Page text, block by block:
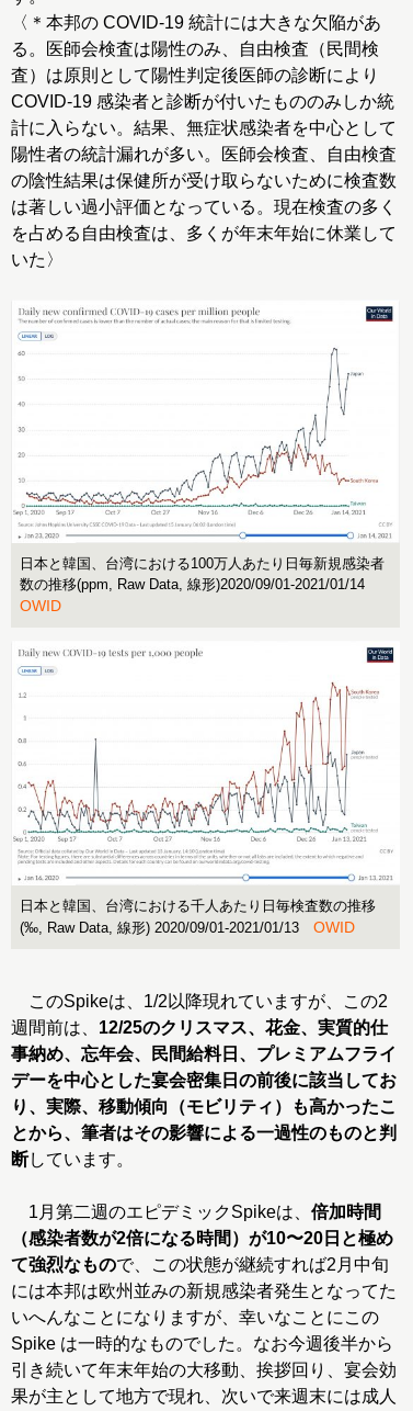
〈＊本邦の COVID-19 統計には大きな欠陥があ
る。医師会検査は陽性のみ、自由検査（民間検
査）は原則として陽性判定後医師の診断により
COVID-19 感染者と診断が付いたもののみしか統
計に入らない。結果、無症状感染者を中心として
陽性者の統計漏れが多い。医師会検査、自由検査
の陰性結果は保健所が受け取らないために検査数
は著しい過小評価となっている。現在検査の多く
を占める自由検査は、多くが年末年始に休業して
いた〉
日本と韓国、台湾における100万人あたり日毎新規感染者
数の推移(ppm, Raw Data, 線形)2020/09/01-2021/01/14
OWID
日本と韓国、台湾における千人あたり日毎検査数の推移
(‰, Raw Data, 線形) 2020/09/01-2021/01/13 OWID
このSpikeは、1/2以降現れていますが、この2
週間前は、 12/25のクリスマス、花金、実質的仕
事納め、忘年会、民間給料日、プレミアムフライ
デーを中心とした宴会密集日の前後に該当してお
り、実際、移動傾向（モビリティ）も高かったこ
とから、筆者はその影響による一過性のものと判
断しています。
1月第二週のエピデミックSpikeは、 倍加時間
（感染者数が2倍になる時間）が10〜20日と極め
て強烈なもので、この状態が継続すれば2月中旬
には本邦は欧州並みの新規感染者発生となってた
いへんなことになりますが、幸いなことにこの
Spike は一時的なものでした。なお今週後半から
引き続いて年末年始の大移動、挨拶回り、宴会効
果が主として地方で現れ、次いで来週末には成人